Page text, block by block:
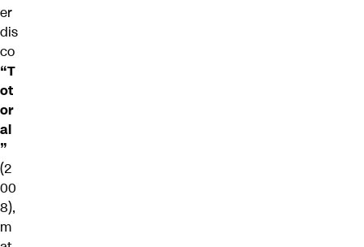
er
dis
co
“T
ot
or
al
”
(2
00
8),
m